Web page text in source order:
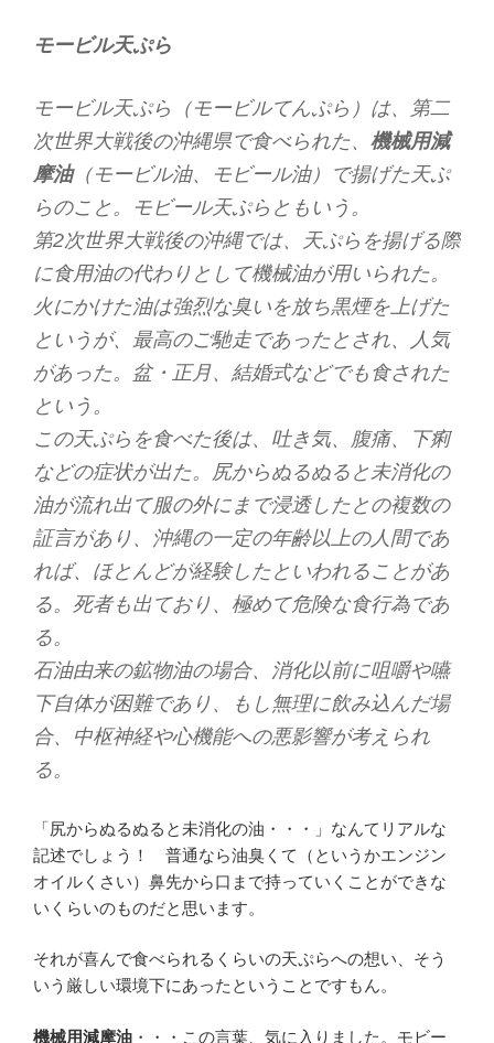
モービル天ぷら
モービル天ぷら（モービルてんぷら）は、第二
次世界大戦後の沖縄県で食べられた、 機械用減
摩油（モービル油、モビール油）で揚げた天ぷ
らのこと。モビール天ぷらともいう。
第2次世界大戦後の沖縄では、天ぷらを揚げる際
に食用油の代わりとして機械油が用いられた。
火にかけた油は強烈な臭いを放ち黒煙を上げた
というが、最高のご馳走であったとされ、人気
があった。盆・正月、結婚式などでも食された
という。
この天ぷらを食べた後は、吐き気、腹痛、下痢
などの症状が出た。尻からぬるぬると未消化の
油が流れ出て服の外にまで浸透したとの複数の
証言があり、沖縄の一定の年齢以上の人間であ
れば、ほとんどが経験したといわれることがあ
る。死者も出ており、極めて危険な食行為であ
る。
石油由来の鉱物油の場合、消化以前に咀嚼や嚥
下自体が困難であり、もし無理に飲み込んだ場
合、中枢神経や心機能への悪影響が考えられ
る。
「尻からぬるぬると未消化の油・・・」なんてリアルな
記述でしょう！ 普通なら油臭くて（というかエンジン
オイルくさい）鼻先から口まで持っていくことができな
いくらいのものだと思います。
それが喜んで食べられるくらいの天ぷらへの想い、そう
いう厳しい環境下にあったということですもん。
機械用減摩油 ・・・この言葉、気に入りました。モビー